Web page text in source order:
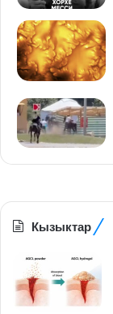
Кызыктар